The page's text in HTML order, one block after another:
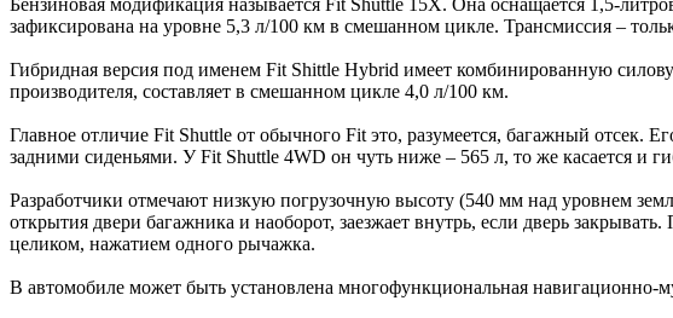
Бензиновая модификация называется Fit Shuttle 15X. Она оснащается 1,5-
зафиксирована на уровне 5,3 л/100 км в смешанном цикле. Трансмиссия –
Гибридная версия под именем Fit Shittle Hybrid имеет комбинированную
производителя, составляет в смешанном цикле 4,0 л/100 км.
Главное отличие Fit Shuttle от обычного Fit это, разумеется, багажный отсек.
задними сиденьями. У Fit Shuttle 4WD он чуть ниже – 565 л, то же касается и
Разработчики отмечают низкую погрузочную высоту (540 мм над уровнем
открытия двери багажника и наоборот, заезжает внутрь, если дверь
целиком, нажатием одного рычажка.
В автомобиле может быть установлена многофункциональная